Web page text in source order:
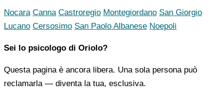
Nocara Canna Castroregio Montegiordano San Giorgio
Lucano Cersosimo San Paolo Albanese Noepoli
Sei lo psicologo di Oriolo?
Questa pagina è ancora libera. Una sola persona può
reclamarla — diventa la tua, esclusiva.